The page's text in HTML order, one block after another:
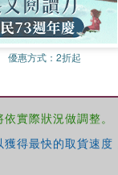
優惠方式：2折起
實際狀況做調整。
得最快的取貨速度